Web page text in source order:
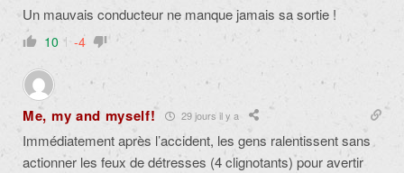
Un mauvais conducteur ne manque jamais sa sortie !
10 -4
Me, my and myself! 29 jours il y a
Immédiatement après l’accident, les gens ralentissent sans
actionner les feux de détresses (4 clignotants) pour avertir